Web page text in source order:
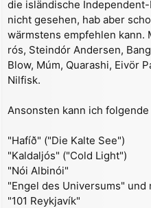
die isländische
nicht gesehen, hab aber
wärmstens empfehlen kann.
rós, Steindór Andersen,
Blow, Múm, Quarashi, Eivör
Nilfisk.
Ansonsten kann ich
"Hafíð" ("Die Kalte See")
"Kaldaljós" ("Cold Light")
"Nói Albinói"
"Engel des Universums"
"101 Reykjavík"